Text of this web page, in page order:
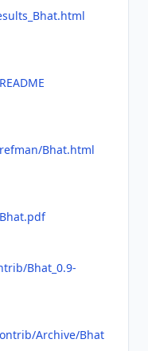
Bhat.html
Bhat_0.9-
Archive/Bhat